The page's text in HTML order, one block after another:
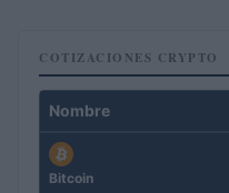
COTIZACIONES CRYPTO
Nombre
Bitcoin